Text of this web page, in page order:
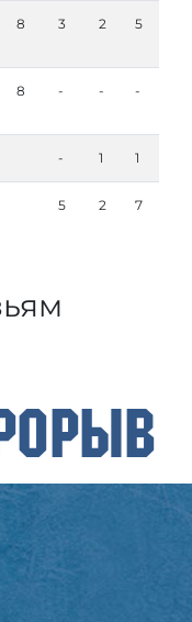
8 3 2 5
8 - - -
- 1 1
5 2 7